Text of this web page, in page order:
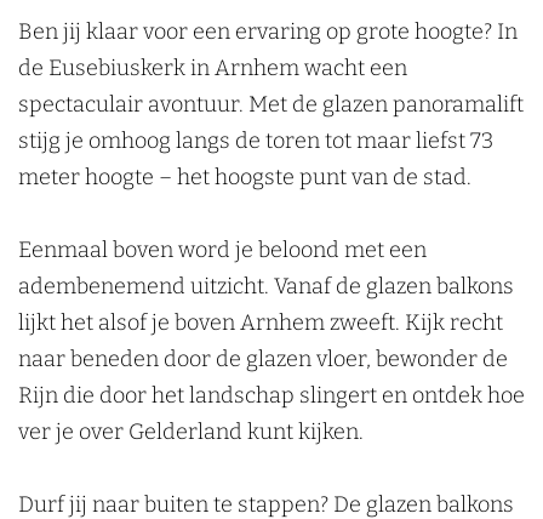
Ben jij klaar voor een ervaring op grote hoogte? In
de Eusebiuskerk in Arnhem wacht een
spectaculair avontuur. Met de glazen panoramalift
stijg je omhoog langs de toren tot maar liefst 73
meter hoogte – het hoogste punt van de stad.
Eenmaal boven word je beloond met een
adembenemend uitzicht. Vanaf de glazen balkons
lijkt het alsof je boven Arnhem zweeft. Kijk recht
naar beneden door de glazen vloer, bewonder de
Rijn die door het landschap slingert en ontdek hoe
ver je over Gelderland kunt kijken.
Durf jij naar buiten te stappen? De glazen balkons